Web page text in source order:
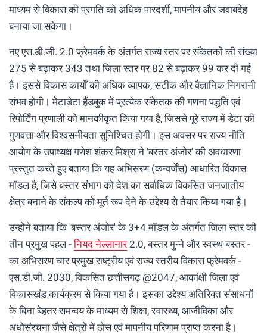
माध्यम से विकास की प्रगति को अधिक पारदर्शी, मापनीय और जवाबदेह
बनाया जा सकेगा।
नए एस.डी.जी. 2.0 फ्रेमवर्क के अंतर्गत राज्य स्तर पर संकेतकों की संख्या
275 से बढ़ाकर 343 तथा जिला स्तर पर 82 से बढ़ाकर 99 कर दी गई
है। इससे विकास कार्यों की अधिक व्यापक, सटीक और वैज्ञानिक निगरानी
संभव होगी। मेटाडेटा हैंडबुक में प्रत्येक संकेतक की गणना पद्धति एवं
रिपोर्टिंग प्रणाली को मानकीकृत किया गया है, जिससे पूरे राज्य में डेटा की
गुणवत्ता और विश्वसनीयता सुनिश्चित होगी। इस अवसर पर राज्य नीति
आयोग के उपाध्यक्ष गणेश शंकर मिश्रा ने 'बस्तर अंजोर' की अवधारणा
प्रस्तुत करते हुए बताया कि यह अभिसरण (कन्वर्जेंस) आधारित विकास
मॉडल है, जिसे बस्तर संभाग को देश का सर्वाधिक विकसित जनजातीय
क्षेत्र बनाने के संकल्प को मूर्त रूप देने के उद्देश्य से तैयार किया गया है।
उन्होंने बताया कि 'बस्तर अंजोर' के 3+4 मॉडल के अंतर्गत जिला स्तर की
तीन प्रमुख पहल -नियद नेल्लानार2.0, बस्तर मुन्ने और स्वस्थ बस्तर -
का अभिसरण चार प्रमुख राष्ट्रीय एवं राज्य स्तरीय विकास फ्रेमवर्क -
एस.डी.जी. 2030, विकसित छत्तीसगढ़ @2047, आकांक्षी जिला एवं
विकासखंड कार्यक्रम से किया गया है। इसका उद्देश्य अतिरिक्त संसाधनों
के बिना बेहतर समन्वय के माध्यम से शिक्षा, स्वास्थ्य, आजीविका और
अधोसंरचना जैसे क्षेत्रों में ठोस एवं मापनीय परिणाम प्राप्त करना है।